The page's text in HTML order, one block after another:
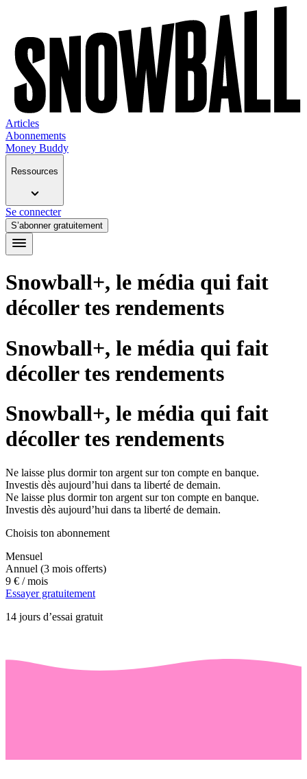
Articles
Abonnements
Money Buddy
Ressources
Se connecter
S’abonner gratuitement
Snowball+, le média qui fait
décoller tes rendements
Snowball+, le média qui fait
décoller tes rendements
Snowball+, le média qui fait
décoller tes rendements
Ne laisse plus dormir ton argent sur ton compte en banque.
Investis dès aujourd’hui dans ta liberté de demain.
Ne laisse plus dormir ton argent sur ton compte en banque.
Investis dès aujourd’hui dans ta liberté de demain.
Choisis ton abonnement
Mensuel
Annuel (3 mois offerts)
9 € / mois
Essayer gratuitement
14 jours d’essai gratuit